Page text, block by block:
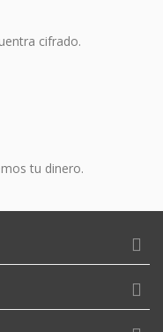
cifrado.
tu dinero.